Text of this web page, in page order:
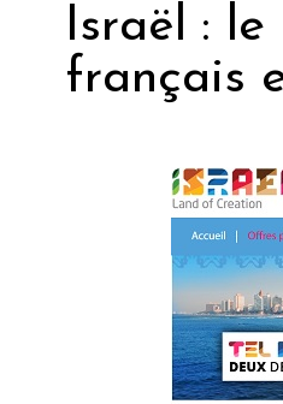
Israël :
français